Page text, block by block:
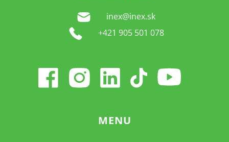
inex@inex.sk
+421 905 501 078
MENU